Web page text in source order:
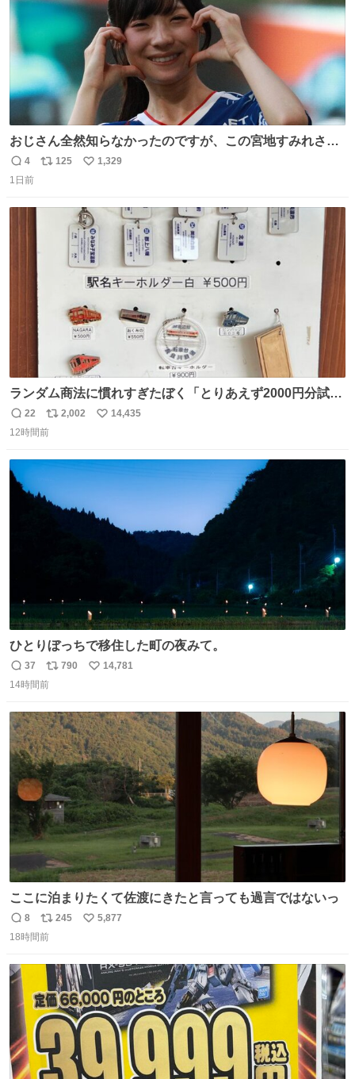
おじさん全然知らなかったのですが、この宮地すみれさん
（日向坂46）はマリサポだったのですね。 カメラ目線でに
っこりしていただいたので撮影したものの、全然誰だか知
返
信
4
リ
125
い
数
1,329
1日前
ランダム商法に慣れすぎたぼく「とりあえず2000円分試し
てみるか…」 駅員さん「どれが欲しいの？」 ぼく「えっ
良いんですか？」 駅員さん「何が…？？」 やっぱランダム
わ！！！！！！！！！！！！！！！！！！！！
返
信
22
リ
ポ
ト
2,002
い
数
14,435
12時間前
ひとりぼっちで移住した町の夜みて。
返
信
37
リ
ポ
ト
数
790
い
数
14,781
14時間前
ここに泊まりたくて佐渡にきたと言っても過言ではないっ
返
信
8
リ
ポ
ト
数
245
い
数
5,877
18時間前